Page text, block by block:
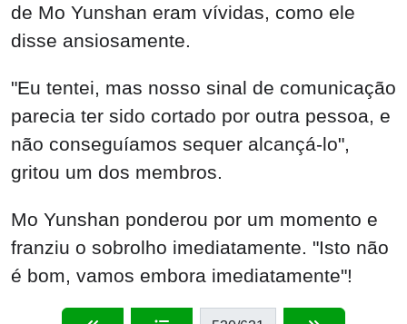
de Mo Yunshan eram vívidas, como ele
disse ansiosamente.
"Eu tentei, mas nosso sinal de comunicação
parecia ter sido cortado por outra pessoa, e
não conseguíamos sequer alcançá-lo",
gritou um dos membros.
Mo Yunshan ponderou por um momento e
franziu o sobrolho imediatamente. "Isto não
é bom, vamos embora imediatamente"!